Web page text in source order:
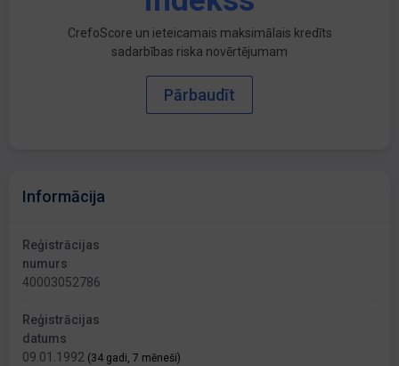
CrefoScore un ieteicamais maksimālais kredīts
sadarbības riska novērtējumam
Pārbaudīt
Informācija
Reģistrācijas
numurs
40003052786
Reģistrācijas
datums
09.01.1992 (34 gadi, 7 mēneši)